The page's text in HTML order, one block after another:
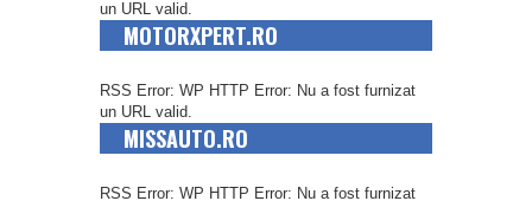
un URL valid.
MOTORXPERT.RO
RSS Error: WP HTTP Error: Nu a fost furnizat
un URL valid.
MISSAUTO.RO
RSS Error: WP HTTP Error: Nu a fost furnizat